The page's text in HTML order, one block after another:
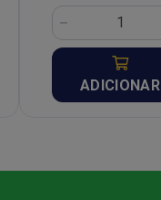
ADICIONAR